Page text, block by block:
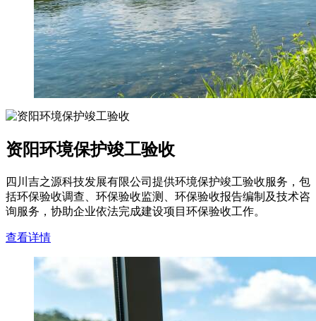
资阳环境保护竣工验收
四川吉之源科技发展有限公司提供环境保护竣工验收服务，包
括环保验收调查、环保验收监测、环保验收报告编制及技术咨
询服务，协助企业依法完成建设项目环保验收工作。
查看详情